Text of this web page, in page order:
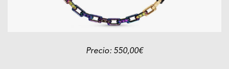
Precio: 550,00€